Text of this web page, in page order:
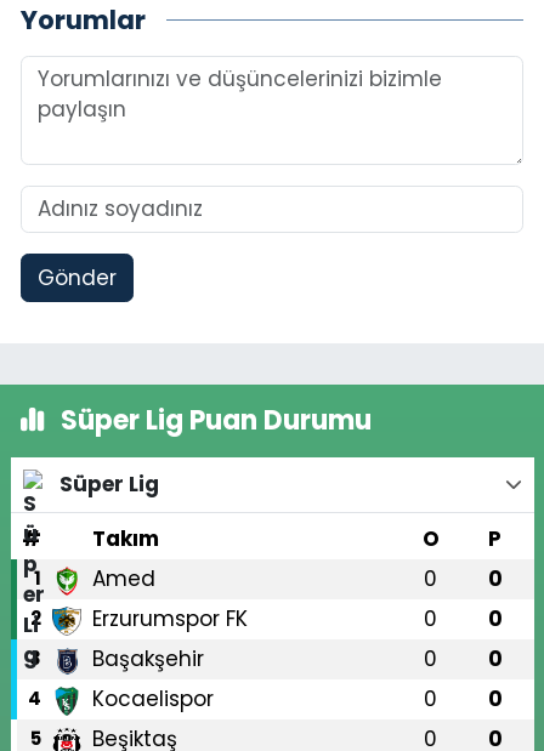
Yorumlar
Gönder
Süper Lig Puan Durumu
Süper Lig
#
Takım O P
1 Amed 0 0
2 Erzurumspor FK 0 0
3 Başakşehir 0 0
4 Kocaelispor 0 0
5 Beşiktaş 0 0